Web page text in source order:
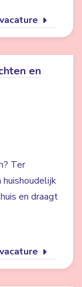
en
Ter
en draagt